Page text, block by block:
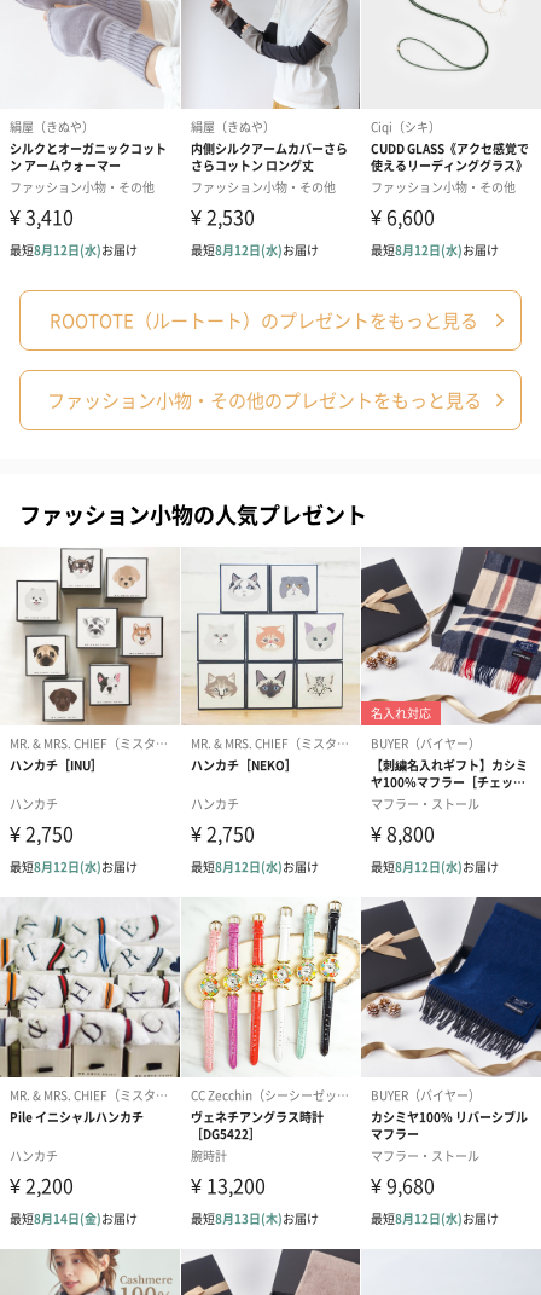
生花のブーケを同梱します。
※9-15時にご注文いただく場合、最短のお届け可能日が通常より
も1日遅くなります。
シーズンブーケ（ひま
わり）（1,880円）
ブーケ（ホワイトグリ
ーン）（1,650円）
ブーケ（ピン
（1,650円）
ドライフラワー・プリザーブドフラワー
自然のお花で作ったドライフラワー・プリザーブドフラワーを同
梱します。
一部花材が写真と異なる場合がございます。予めご了承くださ
い。パッケージに入れてお届けします。
プリザーブドフラワー
ブーケ（ピンク）
（2,580円）
プリザーブドフラワー
ブーケ（ブルー）
（2,580円）
アミュレット
ク）（1,500円
ぬいぐるみ
愛らしいぬいぐるみを同梱してお届けします。
誕生日・記念日・出産祝いなどのシーンにおすすめです。
ROOTOTE（ルートート）のプレゼントをもっと見る
ファッション小物・その他のプレゼントをもっと見る
ファッション小物の人気プレゼント